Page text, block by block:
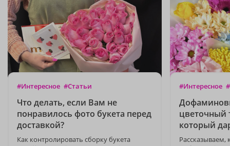
#Интересное #Статьи
Что делать, если Вам не
понравилось фото букета перед
доставкой?
Как контролировать сборку букета
#Интересное
цветочный
который
Рассказываем,